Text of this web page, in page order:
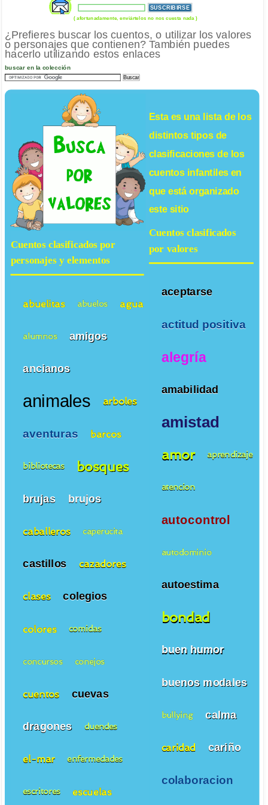
( afortunadamente, enviártelos no nos cuesta nada )
¿Prefieres buscar los cuentos, o utilizar los valores
o personajes que contienen? También puedes
hacerlo utilizando estos enlaces
buscar en la colección
Esta es una lista de los
distintos tipos de
clasificaciones de los
cuentos infantilesen
que está organizado
este sitio
Cuentos clasificados
por valores
aceptarse
actitud positiva
alegría
amabilidad
amistad
amor aprendizaje
atencion
autocontrol
autodominio
autoestima
bondad
buen humor
buenos modales
bullying calma
caridad cariño
colaboracion
Cuentos clasificados por
personajes y elementos
abuelitas abuelos agua
alumnos amigos
ancianos
animales arboles
aventuras barcos
bibliotecas bosques
brujas brujos
caballeros caperucita
castillos cazadores
clases colegios
colores comidas
concursos conejos
cuentos cuevas
dragones duendes
el-mar enfermedades
escritores escuelas